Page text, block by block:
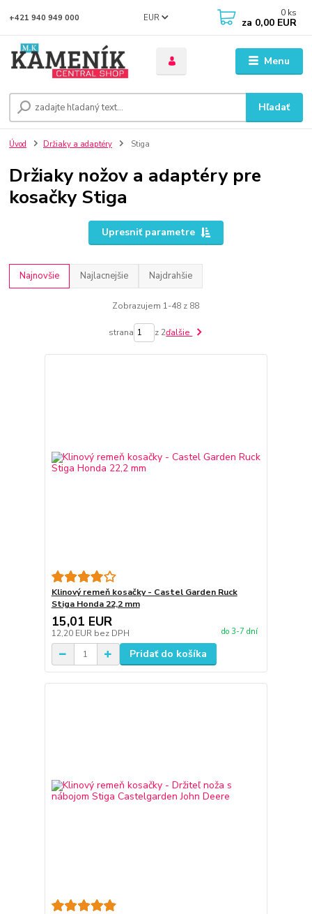
Menu
EUR
Hľadať
+421 940 949 000 0 ks
za 0,00 EUR
Úvod Držiaky a adaptéry Stiga
Držiaky nožov a adaptéry pre
kosačky Stiga
Upresniť parametre
Najnovšie Najlacnejšie Najdrahšie
Zobrazujem 1-48 z 88
strana z 2ďalšie
Klinový remeň kosačky - Castel Garden Ruck
Stiga Honda 22,2 mm
15,01 EUR
12,20 EUR bez DPH do 3-7 dní
Pridať do košíka